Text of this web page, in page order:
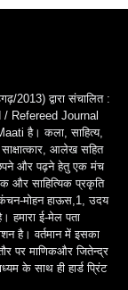
2013) द्वारा संचालित :
/ Refereed Journal
है। कला, साहित्य,
आलेख सहित
छपने और पढ़ने हेतु एक मंच
और साहित्यिक प्रकृति
'कंचन-मोहन हाऊस,1, उदय
हमारा ई-मेल पता
है। वर्तमान में इसका
पर माणिकऔर जितेन्द्र
के साथ ही हार्ड प्रिंट